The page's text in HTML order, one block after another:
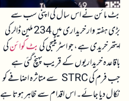
بٹ مائن نے اس سال کی اپنی سب سے
بڑی ہفتہ وار خریداری میں 234 ملین ڈالر کی
ایتھر خریدی ہے، جو اسٹریٹیجی کیبٹ کوائنکی
باقاعدہ خریداریوں کے قریب پہنچ گئی ہے
جب فرم کی STRC سے متاثرہ اضافے کو
نکال دیا جائے۔ اس اقدام سے ظاہر ہوتا ہے